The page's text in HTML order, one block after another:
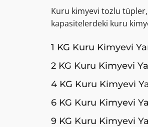
Kuru kimyevi tozlu
kapasitelerdeki kuru
1 KG Kuru Kimyevi
2 KG Kuru Kimyevi
4 KG Kuru Kimyevi
6 KG Kuru Kimyevi
9 KG Kuru Kimyevi